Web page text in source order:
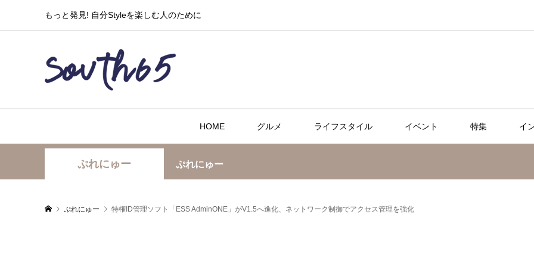
もっと発見! 自分Styleを楽しむ人のために
HOME グルメ ライフスタイル イベント 特集 イ
ぷれにゅー ぷれにゅー
ぷれにゅー 特権ID管理ソフト「ESS AdminONE」がV1.5へ進化、ネットワーク制御でアクセス管理を強化